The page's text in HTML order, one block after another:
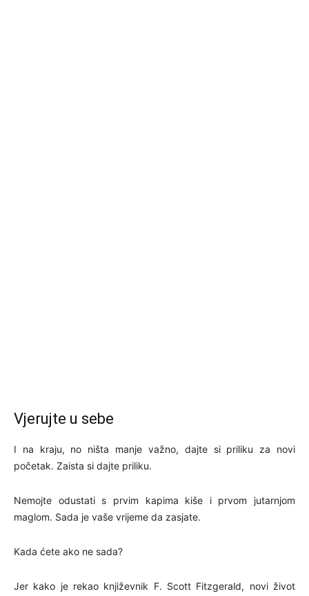
Vjerujte u sebe
I na kraju, no ništa manje važno, dajte si priliku za novi
početak. Zaista si dajte priliku.
Nemojte odustati s prvim kapima kiše i prvom jutarnjom
maglom. Sada je vaše vrijeme da zasjate.
Kada ćete ako ne sada?
Jer kako je rekao književnik F. Scott Fitzgerald, novi život